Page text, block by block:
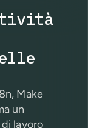
Make
un
lavoro